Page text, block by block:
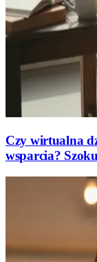
Czy wirtualna
wsparcia?